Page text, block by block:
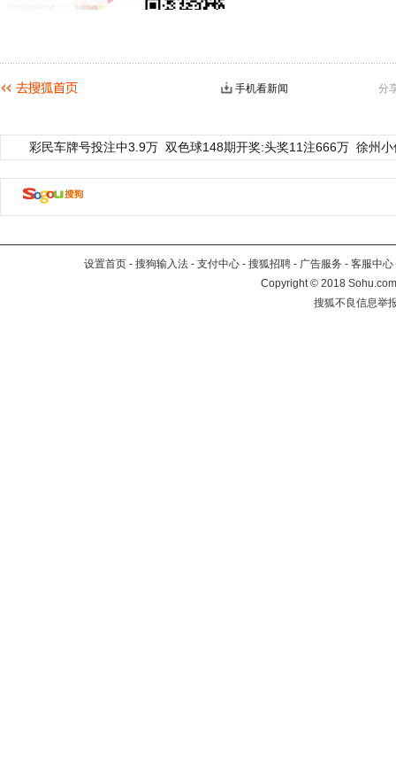
分
手机看新闻
彩民车牌号投注中3.9万 双色球148期开奖:头奖11注666万 徐州
设置首页 - 搜狗输入法 - 支付中心 - 搜狐招聘 - 广告服务 - 客服中心
Copyright©2018
搜狐不良信息举